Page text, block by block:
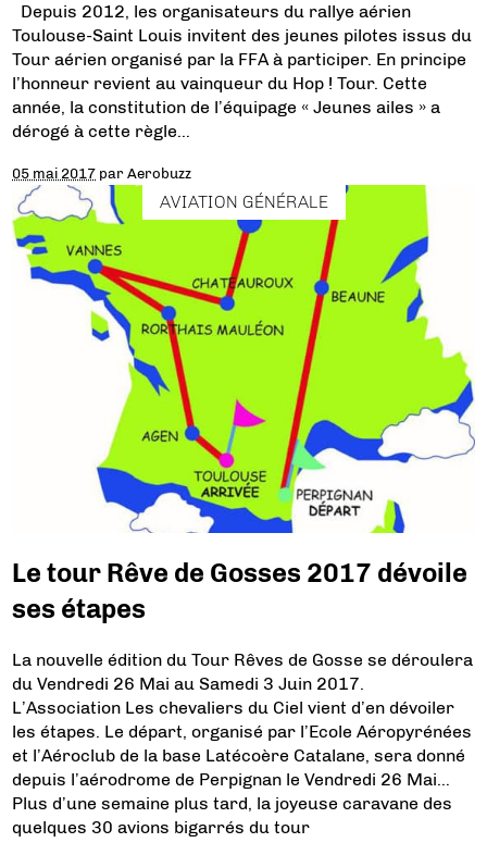
Depuis 2012, les organisateurs du rallye aérien
Toulouse-Saint Louis invitent des jeunes pilotes issus du
Tour aérien organisé par la FFA à participer. En principe
l’honneur revient au vainqueur du Hop ! Tour. Cette
année, la constitution de l’équipage « Jeunes ailes » a
dérogé à cette règle…
05 mai 2017 parAerobuzz
AVIATION GÉNÉRALE
Le tour Rêve de Gosses 2017 dévoile
ses étapes
La nouvelle édition du Tour Rêves de Gosse se déroulera
du Vendredi 26 Mai au Samedi 3 Juin 2017.
L’Association Les chevaliers du Ciel vient d’en dévoiler
les étapes. Le départ, organisé par l’Ecole Aéropyrénées
et l’Aéroclub de la base Latécoère Catalane, sera donné
depuis l’aérodrome de Perpignan le Vendredi 26 Mai…
Plus d’une semaine plus tard, la joyeuse caravane des
quelques 30 avions bigarrés du tour